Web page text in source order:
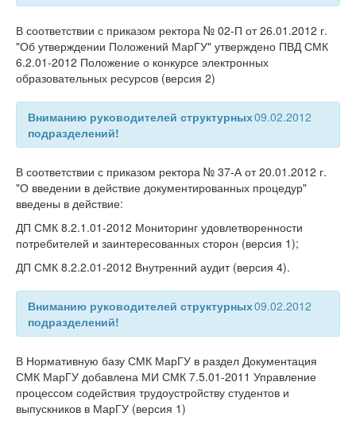
В соответствии с приказом ректора № 02-П от 26.01.2012 г.
"Об утверждении Положений МарГУ" утверждено ПВД СМК
6.2.01-2012 Положение о конкурсе электронных
образовательных ресурсов (версия 2)
09.02.2012
Вниманию руководителей структурных
подразделений!
В соответствии с приказом ректора № 37-А от 20.01.2012 г.
"О введении в действие документированных процедур"
введены в действие:
ДП СМК 8.2.1.01-2012 Мониторинг удовлетворенности
потребителей и заинтересованных сторон (версия 1);
ДП СМК 8.2.2.01-2012 Внутренний аудит (версия 4).
09.02.2012
Вниманию руководителей структурных
подразделений!
В Нормативную базу СМК МарГУ в раздел Документация
СМК МарГУ добавлена МИ СМК 7.5.01-2011 Управление
процессом содействия трудоустройству студентов и
выпускников в МарГУ (версия 1)